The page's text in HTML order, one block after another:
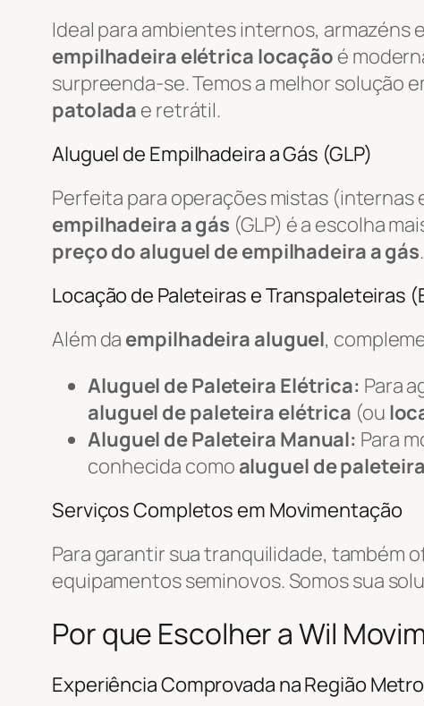
Ideal para ambientes internos, armazéns
empilhadeira elétrica locação é
surpreenda-se. Temos a melhor solução
patolada e retrátil.
Aluguel de Empilhadeira a Gás (GLP)
Perfeita para operações mistas
empilhadeira a gás (GLP) é a escolha
preço do aluguel de empilhadeira a gás.
Locação de Paleteiras e Transpaleteiras
Além da empilhadeira aluguel,
Aluguel de Paleteira Elétrica: Para
aluguel de paleteira elétrica (ou
Aluguel de Paleteira Manual: Para
conhecida como aluguel de
Serviços Completos em Movimentação
Para garantir sua tranquilidade, também
equipamentos seminovos. Somos sua
Por que Escolher a Wil
Experiência Comprovada na Região